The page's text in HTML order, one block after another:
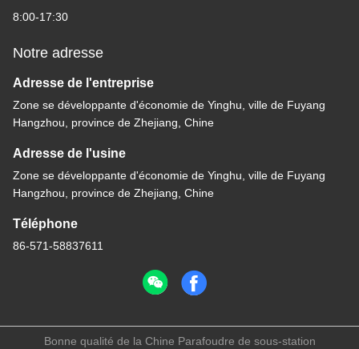
8:00-17:30
Notre adresse
Adresse de l'entreprise
Zone se développante d'économie de Yinghu, ville de Fuyang
Hangzhou, province de Zhejiang, Chine
Adresse de l'usine
Zone se développante d'économie de Yinghu, ville de Fuyang
Hangzhou, province de Zhejiang, Chine
Téléphone
86-571-58837611
Bonne qualité de la Chine Parafoudre de sous-station